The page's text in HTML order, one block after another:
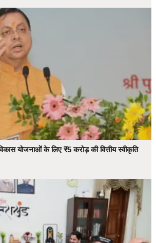
योजनाओं के लिए ₹5 करोड़ की वित्तीय स्वीकृति